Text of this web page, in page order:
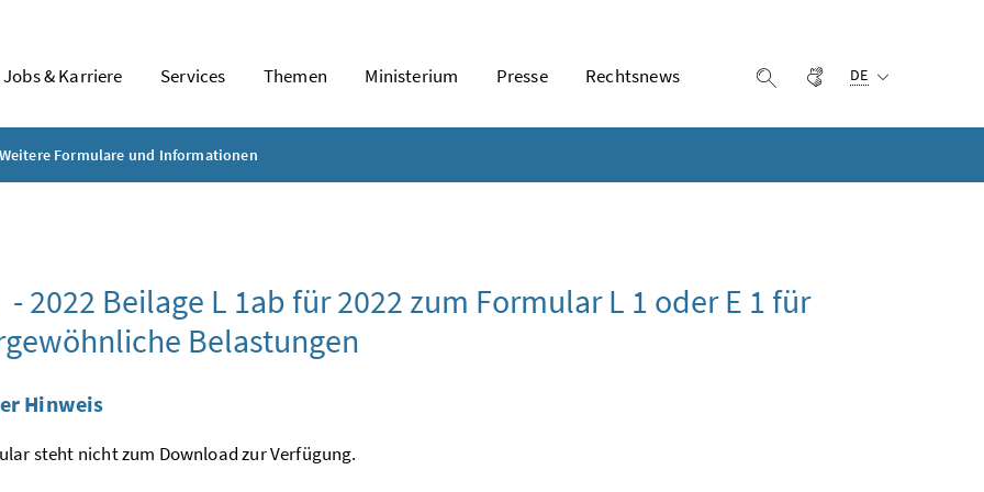
Jobs & Karriere Services Themen Ministerium Presse Rechtsnews Suche einblenden
Gebärdensprache
DE
Weitere Formulare und Informationen
- 2022 Beilage L 1ab für 2022 zum Formular L 1 oder E 1 für
Belastungen
Hinweis
steht nicht zum Download zur Verfügung.